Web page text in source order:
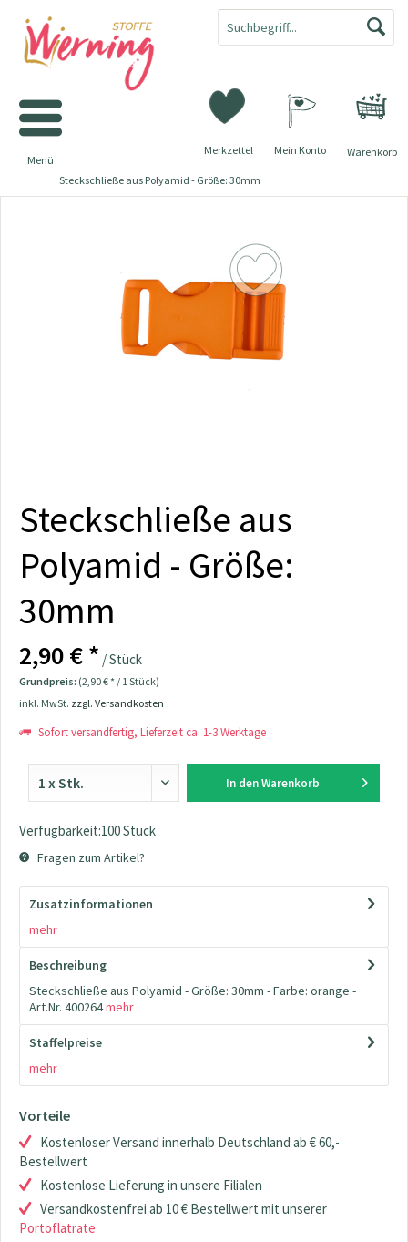
Warenkorb
Merkzettel Mein Konto
Menü
Steckschließe aus Polyamid - Größe: 30mm
Steckschließe aus
Polyamid - Größe:
30mm
2,90 € * / Stück
Grundpreis: (2,90 € * / 1 Stück)
inkl. MwSt. zzgl. Versandkosten
Sofort versandfertig, Lieferzeit ca. 1-3 Werktage
In den Warenkorb
Verfügbarkeit:100 Stück
Fragen zum Artikel?
Zusatzinformationen
mehr
Beschreibung
Steckschließe aus Polyamid - Größe: 30mm - Farbe: orange -
Art.Nr. 400264mehr
Staffelpreise
mehr
Vorteile
Kostenloser Versand innerhalb Deutschland ab € 60,-
Bestellwert
Kostenlose Lieferung in unsere Filialen
Versandkostenfrei ab 10 € Bestellwert mit unserer
Portoflatrate